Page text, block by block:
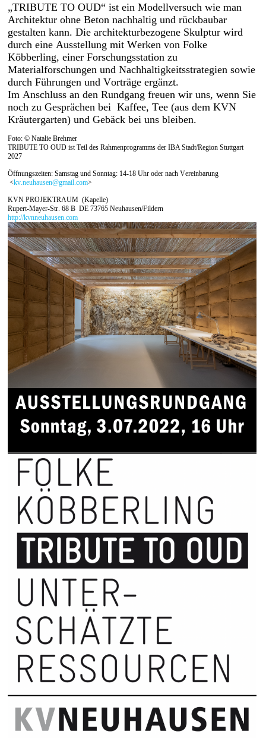
„TRIBUTE TO OUD“ ist ein Modellversuch wie man
Architektur ohne Beton nachhaltig und rückbaubar
gestalten kann. Die architekturbezogene Skulptur wird
durch eine Ausstellung mit Werken von Folke
Köbberling, einer Forschungsstation zu
Materialforschungen und Nachhaltigkeitsstrategien sowie
durch Führungen und Vorträge ergänzt.
Im Anschluss an den Rundgang freuen wir uns, wenn Sie
noch zu Gesprächen bei Kaffee, Tee (aus dem KVN
Kräutergarten) und Gebäck bei uns bleiben.
Foto: © Natalie Brehmer
TRIBUTE TO OUD ist Teil des Rahmenprogramms der IBA Stadt/Region Stuttgart
2027
Öffnungszeiten: Samstag und Sonntag: 14-18 Uhr oder nach Vereinbarung
<kv.neuhausen@gmail.com>
KVN PROJEKTRAUM (Kapelle)
Rupert-Mayer-Str. 68 B DE 73765 Neuhausen/Fildern
http://kvnneuhausen.com